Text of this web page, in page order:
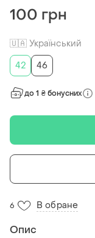
100 грн
🇺🇦 Український
42
46
до 1 ₴ бонусних
6 В обране
Опис